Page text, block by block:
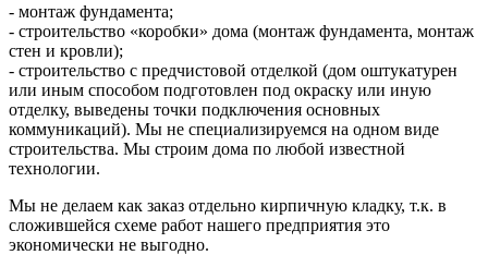
- монтаж фундамента;
- строительство «коробки» дома (монтаж фундамента, монтаж
стен и кровли);
- строительство с предчистовой отделкой (дом оштукатурен
или иным способом подготовлен под окраску или иную
отделку, выведены точки подключения основных
коммуникаций). Мы не специализируемся на одном виде
строительства. Мы строим дома по любой известной
технологии.
Мы не делаем как заказ отдельно кирпичную кладку, т.к. в
сложившейся схеме работ нашего предприятия это
экономически не выгодно.